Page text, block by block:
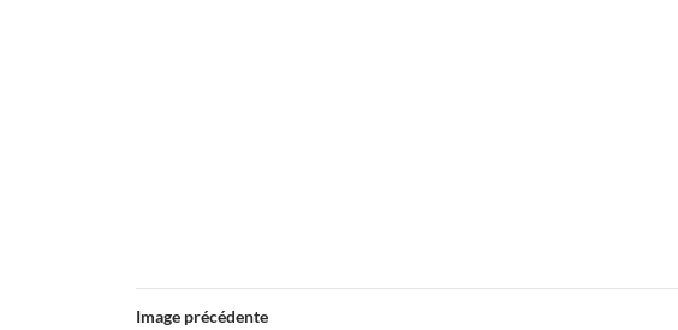
Image précédente